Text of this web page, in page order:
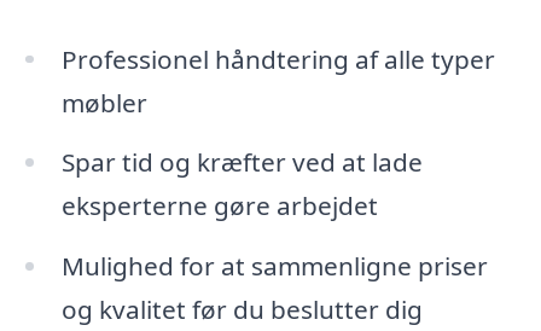
Professionel håndtering af alle typer
møbler
Spar tid og kræfter ved at lade
eksperterne gøre arbejdet
Mulighed for at sammenligne priser
og kvalitet før du beslutter dig